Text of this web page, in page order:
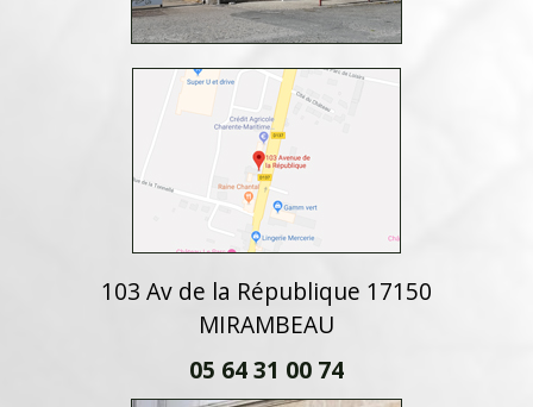
103 Av de la République 17150
MIRAMBEAU
05 64 31 00 74